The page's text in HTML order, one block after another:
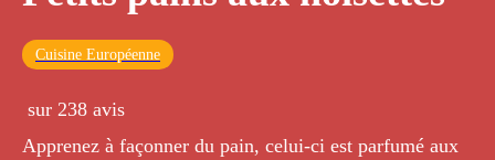
Cuisine Européenne
sur 238 avis
Apprenez à façonner du pain, celui-ci est parfumé aux